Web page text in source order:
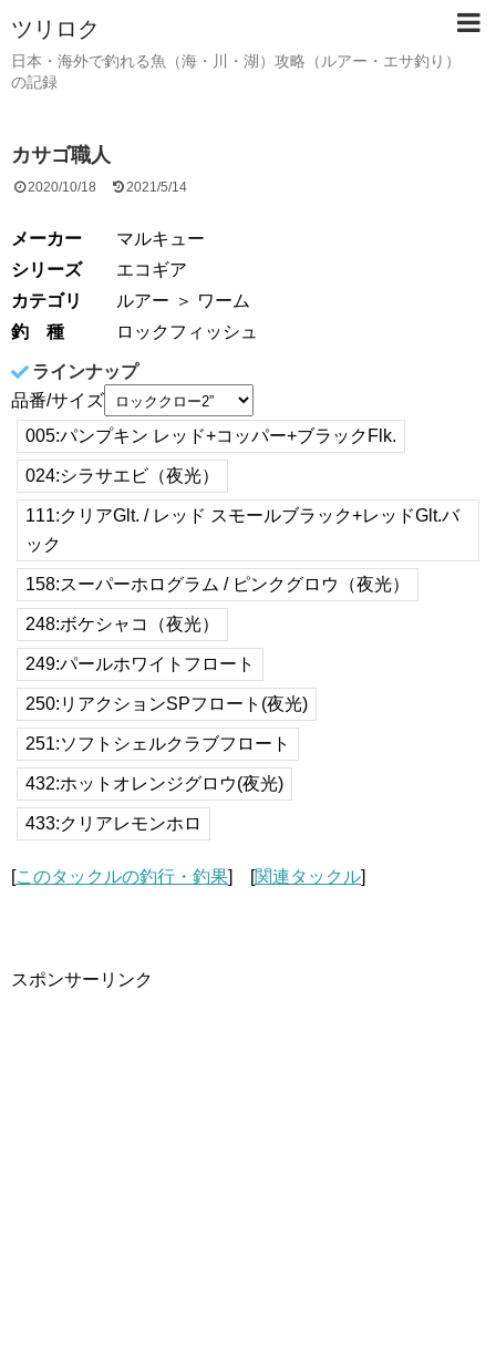
ツリロク
日本・海外で釣れる魚（海・川・湖）攻略（ルアー・エサ釣り）
の記録
カサゴ職人
2020/10/18 2021/5/14
メーカー
マルキュー
シリーズ
エコギア
カテゴリ
ルアー ＞ ワーム
釣 種
ロックフィッシュ
ラインナップ
品番/サイズ
005:パンプキン レッド+コッパー+ブラックFlk.
024:シラサエビ（夜光）
111:クリアGlt. / レッド スモールブラック+レッドGlt.バ
ック
158:スーパーホログラム / ピンクグロウ（夜光）
248:ボケシャコ（夜光）
249:パールホワイトフロート
250:リアクションSPフロート(夜光)
251:ソフトシェルクラブフロート
432:ホットオレンジグロウ(夜光)
433:クリアレモンホロ
[このタックルの釣行・釣果] [関連タックル]
スポンサーリンク